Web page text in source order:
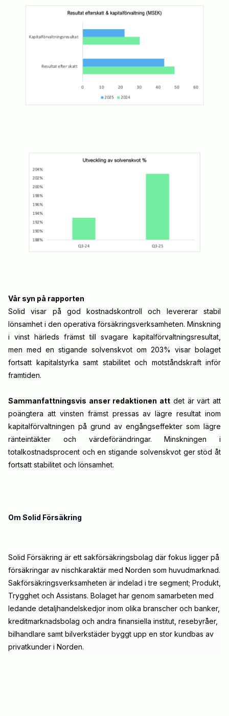
Vår syn på rapporten
Solid visar på god kostnadskontroll och levererar stabil
lönsamhet i den operativa försäkringsverksamheten. Minskning
i vinst härleds främst till svagare kapitalförvaltningsresultat,
men med en stigande solvenskvot om 203% visar bolaget
fortsatt kapitalstyrka samt stabilitet och motståndskraft inför
framtiden.
Sammanfattningsvis anser redaktionen att det är värt att
poängtera att vinsten främst pressas av lägre resultat inom
kapitalförvaltningen på grund av engångseffekter som lägre
ränteintäkter och värdeförändringar. Minskningen i
totalkostnadsprocent och en stigande solvenskvot ger stöd åt
fortsatt stabilitet och lönsamhet.
Om Solid Försäkring
Solid Försäkring är ett sakförsäkringsbolag där fokus ligger på
försäkringar av nischkaraktär med Norden som huvudmarknad.
Sakförsäkringsverksamheten är indelad i tre segment; Produkt,
Trygghet och Assistans. Bolaget har genom samarbeten med
ledande detaljhandelskedjor inom olika branscher och banker,
kreditmarknadsbolag och andra finansiella institut, resebyråer,
bilhandlare samt bilverkstäder byggt upp en stor kundbas av
privatkunder i Norden.